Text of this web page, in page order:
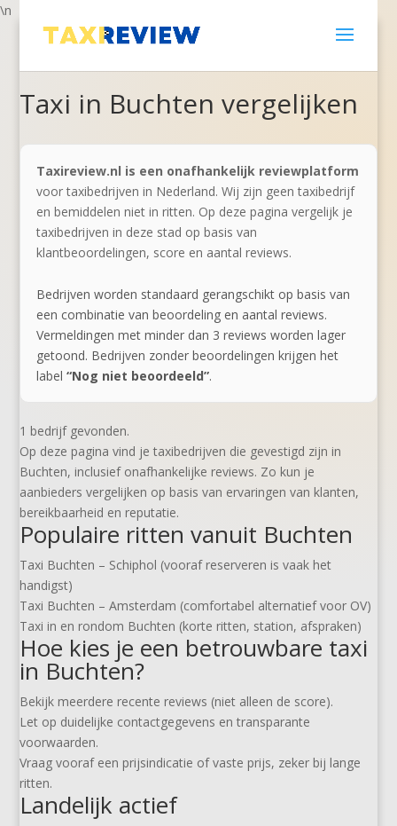
\n
Taxi in Buchten vergelijken
Taxireview.nl is een onafhankelijk reviewplatform
voor taxibedrijven in Nederland. Wij zijn geen taxibedrijf
en bemiddelen niet in ritten. Op deze pagina vergelijk je
taxibedrijven in deze stad op basis van
klantbeoordelingen, score en aantal reviews.
Bedrijven worden standaard gerangschikt op basis van
een combinatie van beoordeling en aantal reviews.
Vermeldingen met minder dan 3 reviews worden lager
getoond. Bedrijven zonder beoordelingen krijgen het
label“Nog niet beoordeeld”.
1 bedrijf gevonden.
Op deze pagina vind je taxibedrijven die gevestigd zijn in
Buchten, inclusief onafhankelijke reviews. Zo kun je
aanbieders vergelijken op basis van ervaringen van klanten,
bereikbaarheid en reputatie.
Populaire ritten vanuit Buchten
Taxi Buchten – Schiphol (vooraf reserveren is vaak het
handigst)
Taxi Buchten – Amsterdam (comfortabel alternatief voor OV)
Taxi in en rondom Buchten (korte ritten, station, afspraken)
Hoe kies je een betrouwbare taxi
in Buchten?
Bekijk meerdere recente reviews (niet alleen de score).
Let op duidelijke contactgegevens en transparante
voorwaarden.
Vraag vooraf een prijsindicatie of vaste prijs, zeker bij lange
ritten.
Landelijk actief